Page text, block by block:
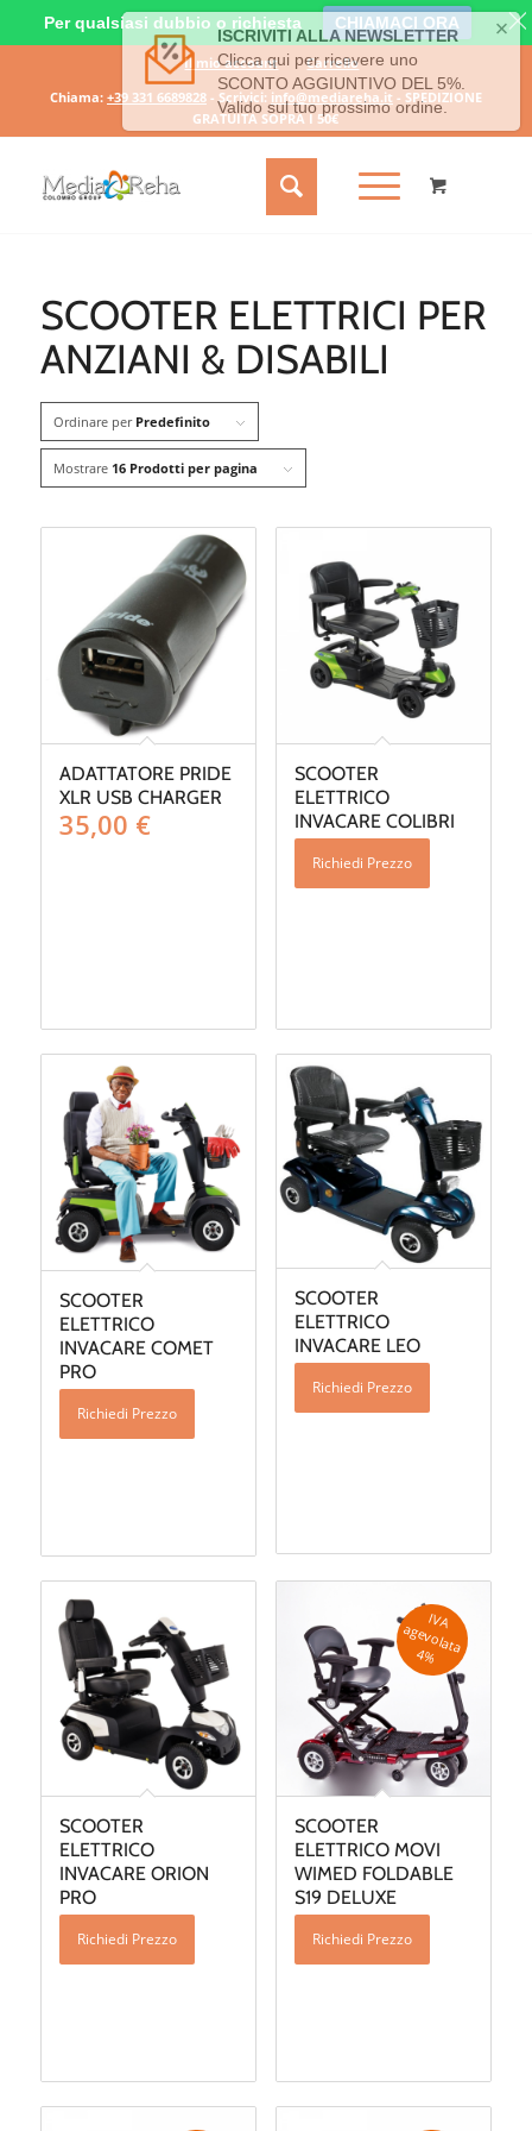
Il mio account
Carrello
Chiama: +39 331 6689828- Scrivici: info@mediareha.it - SPEDIZIONE
GRATUITA SOPRA I 50€
SCOOTER ELETTRICI PER
ANZIANI & DISABILI
Ordinare per Predefinito
Mostrare 16 Prodotti per pagina
ADATTATORE PRIDE
XLR USB CHARGER
35,00 €
SCOOTER
ELETTRICO
INVACARE COLIBRI
Richiedi Prezzo
SCOOTER
ELETTRICO
INVACARE COMET
PRO
Richiedi Prezzo
SCOOTER
ELETTRICO
INVACARE LEO
Richiedi Prezzo
SCOOTER
ELETTRICO
INVACARE ORION
PRO
Richiedi Prezzo
SCOOTER
ELETTRICO MOVI
WIMED FOLDABLE
S19 DELUXE
Richiedi Prezzo
IV
A
a
g
e
v
o
la
ta
4
%
Per qualsiasi dubbio o richiesta CHIAMACI ORA